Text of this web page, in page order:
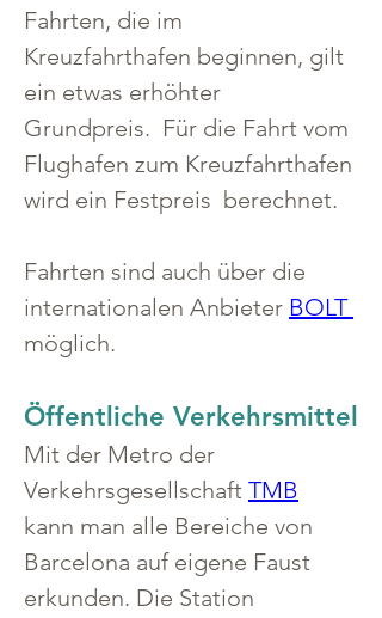
Fahrten, die im
Kreuzfahrthafen beginnen, gilt
ein etwas erhöhter
Grundpreis.  Für die Fahrt vom
Flughafen zum Kreuzfahrthafen
wird ein Festpreis  berechnet.
Fahrten sind auch über die
internationalen Anbieter BOLT
möglich.
Öffentliche Verkehrsmittel
Mit der Metro der
Verkehrsgesellschaft TMB
kann man alle Bereiche von
Barcelona auf eigene Faust
erkunden. Die Station